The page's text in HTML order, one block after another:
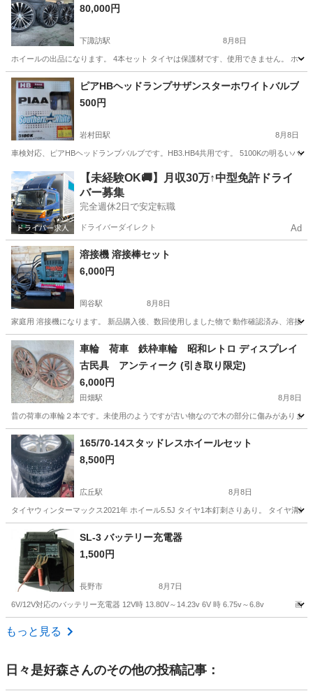
80,000円
下諏訪駅 8月8日
ホイールの出品になります。 4本セット タイヤは保護材です、使用できません。 ホイ
長野 諏訪郡 下諏訪駅 タイヤ、ホイール
ピアHBヘッドランプサザンスターホワイトバルブ
500円
岩村田駅 8月8日
車検対応、ピアHBヘッドランプバルブです。HB3.HB4共用です。 5100Kの明るいバ
長野 佐久市 岩村田駅 パーツ
【未経験OK🚚】月収30万↑中型免許ドライ
バー募集
完全週休2日で安定転職
ドライバーダイレクト Ad
溶接機 溶接棒セット
6,000円
岡谷駅 8月8日
家庭用 溶接機になります。 新品購入後、数回使用しました物で 動作確認済み、溶接
長野 岡谷市 岡谷駅 その他 溶接機
車輪 荷車 鉄枠車輪 昭和レトロ ディスプレイ
古民具 アンティーク (引き取り限定)
6,000円
田畑駅 8月8日
昔の荷車の車輪２本です。未使用のようですが古い物なので木の部分に傷みがありま
長野 上伊那郡 タイヤ、ホイール
165/70-14スタッドレスホイールセット
8,500円
広丘駅 8月8日
タイヤウィンターマックス2021年 ホイール5.5J タイヤ1本釘刺さりあり。 タイヤ溝
長野 塩尻市 タイヤ、ホイール
スタッドレスホイールセット
SL-3 バッテリー充電器
1,500円
長野市 8月7日
6V/12V対応のバッテリー充電器 12V時 13.80V～14.23v 6V 時 6.75v～6.8v 画像
長野 長野市
もっと見る
日々是好森さんのその他の投稿記事：